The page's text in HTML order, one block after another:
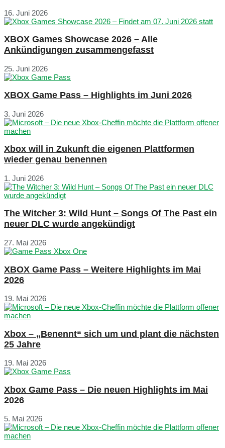
16. Juni 2026
XBOX Games Showcase 2026 – Alle
Ankündigungen zusammengefasst
25. Juni 2026
XBOX Game Pass – Highlights im Juni 2026
3. Juni 2026
Xbox will in Zukunft die eigenen Plattformen
wieder genau benennen
1. Juni 2026
The Witcher 3: Wild Hunt – Songs Of The Past ein
neuer DLC wurde angekündigt
27. Mai 2026
XBOX Game Pass – Weitere Highlights im Mai
2026
19. Mai 2026
Xbox – „Benennt“ sich um und plant die nächsten
25 Jahre
19. Mai 2026
Xbox Game Pass – Die neuen Highlights im Mai
2026
5. Mai 2026